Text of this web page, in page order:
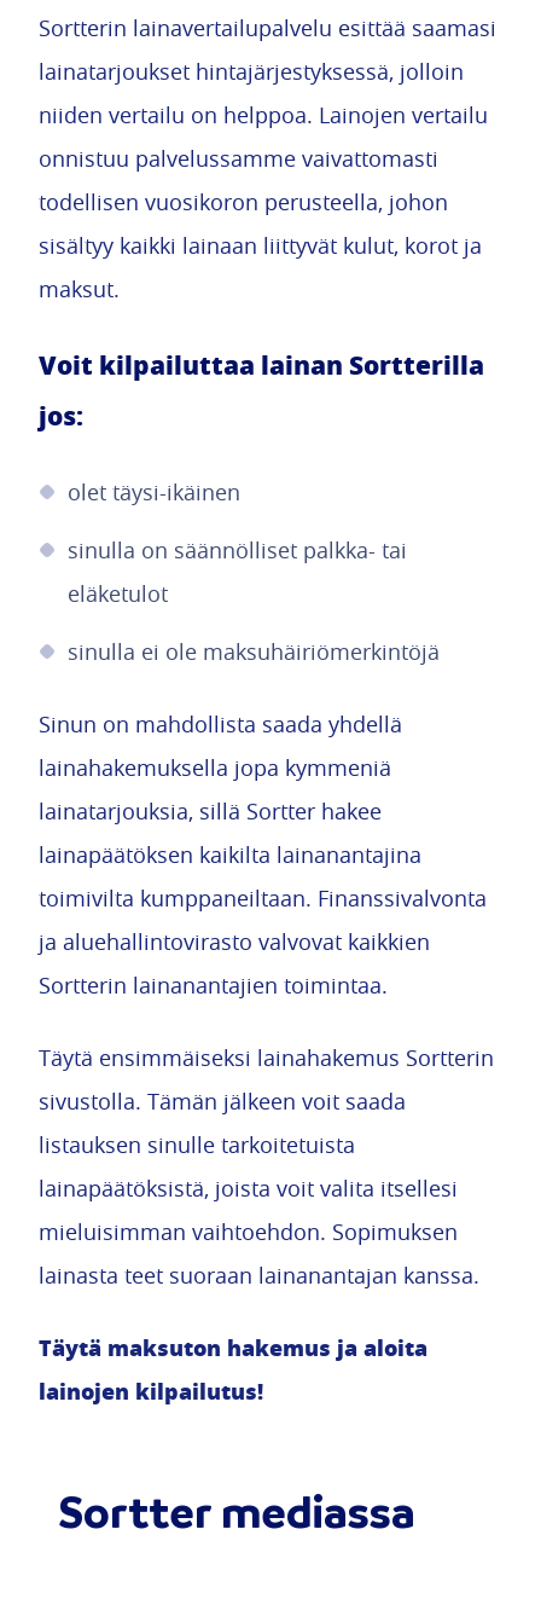
Sortterin lainavertailupalvelu esittää saamasi
lainatarjoukset hintajärjestyksessä, jolloin
niiden vertailu on helppoa. Lainojen vertailu
onnistuu palvelussamme vaivattomasti
todellisen vuosikoron perusteella, johon
sisältyy kaikki lainaan liittyvät kulut, korot ja
maksut.
Voit kilpailuttaa lainan Sortterilla
jos:
olet täysi-ikäinen
sinulla on säännölliset palkka- tai
eläketulot
sinulla ei ole maksuhäiriömerkintöjä
Sinun on mahdollista saada yhdellä
lainahakemuksella jopa kymmeniä
lainatarjouksia, sillä Sortter hakee
lainapäätöksen kaikilta lainanantajina
toimivilta kumppaneiltaan. Finanssivalvonta
ja aluehallintovirasto valvovat kaikkien
Sortterin lainanantajien toimintaa.
Täytä ensimmäiseksi lainahakemus Sortterin
sivustolla. Tämän jälkeen voit saada
listauksen sinulle tarkoitetuista
lainapäätöksistä, joista voit valita itsellesi
mieluisimman vaihtoehdon. Sopimuksen
lainasta teet suoraan lainanantajan kanssa.
Täytä maksuton hakemus ja aloita
lainojen kilpailutus!
Sortter mediassa